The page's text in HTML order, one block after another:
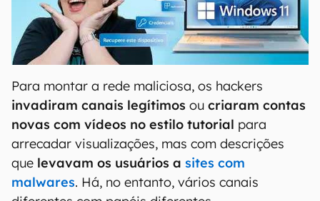
00:00 04:52
Para montar a rede maliciosa, os hackers
invadiram canais legítimos ou criaram contas
novas com vídeos no estilo tutorial para
arrecadar visualizações, mas com descrições
que levavam os usuários a sites com
malwares. Há, no entanto, vários canais